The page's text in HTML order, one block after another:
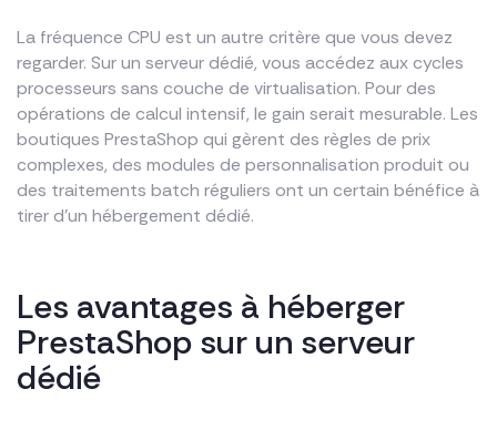
La fréquence CPU est un autre critère que vous devez
regarder. Sur un serveur dédié, vous accédez aux cycles
processeurs sans couche de virtualisation. Pour des
opérations de calcul intensif, le gain serait mesurable. Les
boutiques PrestaShop qui gèrent des règles de prix
complexes, des modules de personnalisation produit ou
des traitements batch réguliers ont un certain bénéfice à
tirer d’un hébergement dédié.
Les avantages à héberger
PrestaShop sur un serveur
dédié